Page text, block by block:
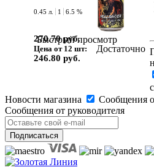
Быстрый просмотр
0.45 л. 1 6.5 %
270.70 руб.
Цена от 12 шт:
246.80 руб.
Достаточно
Новости магазина
Сообщения
Сообщения от руководителя